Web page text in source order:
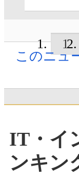
1
このニュ
IT・イ
ンキン